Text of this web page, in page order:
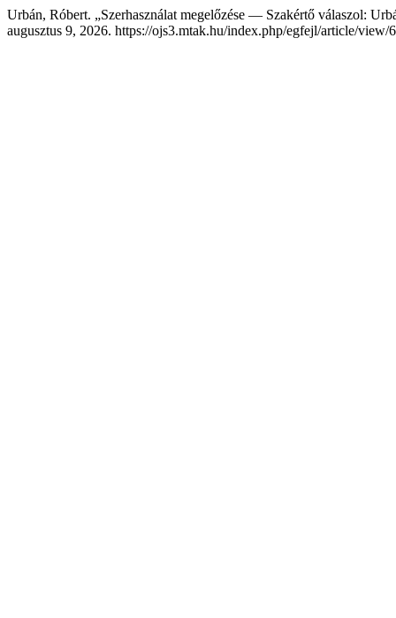
Urbán, Róbert. „Szerhasználat megelőzése — Szakértő válaszol:
augusztus 9, 2026. https://ojs3.mtak.hu/index.php/egfejl/article/view/